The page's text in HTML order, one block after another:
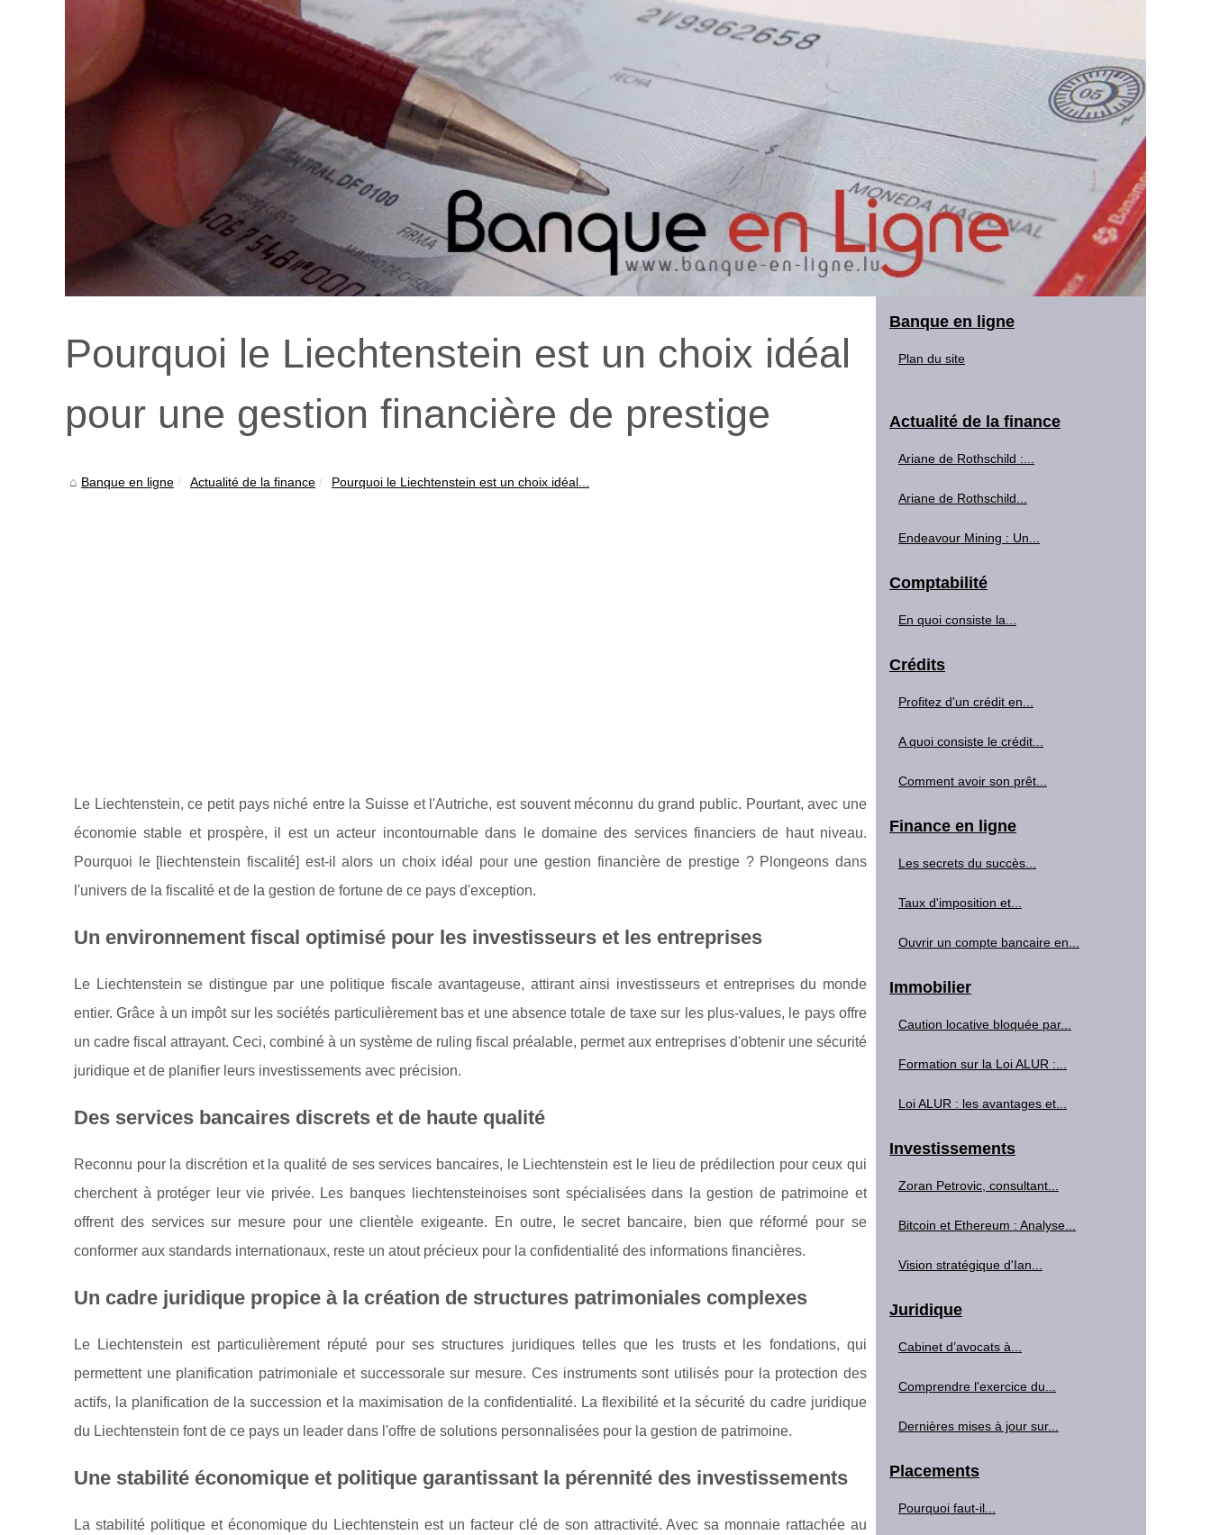
Pourquoi le Liechtenstein est un choix idéal
pour une gestion financière de prestige
Banque en ligne Actualité de la finance Pourquoi le Liechtenstein est un choix idéal...
Le Liechtenstein, ce petit pays niché entre la Suisse et l'Autriche, est souvent méconnu du grand public. Pourtant, avec une
économie stable et prospère, il est un acteur incontournable dans le domaine des services financiers de haut niveau.
Pourquoi le [liechtenstein fiscalité] est-il alors un choix idéal pour une gestion financière de prestige ? Plongeons dans
l'univers de la fiscalité et de la gestion de fortune de ce pays d'exception.
Un environnement fiscal optimisé pour les investisseurs et les entreprises
Le Liechtenstein se distingue par une politique fiscale avantageuse, attirant ainsi investisseurs et entreprises du monde
entier. Grâce à un impôt sur les sociétés particulièrement bas et une absence totale de taxe sur les plus-values, le pays offre
un cadre fiscal attrayant. Ceci, combiné à un système de ruling fiscal préalable, permet aux entreprises d'obtenir une sécurité
juridique et de planifier leurs investissements avec précision.
Des services bancaires discrets et de haute qualité
Reconnu pour la discrétion et la qualité de ses services bancaires, le Liechtenstein est le lieu de prédilection pour ceux qui
cherchent à protéger leur vie privée. Les banques liechtensteinoises sont spécialisées dans la gestion de patrimoine et
offrent des services sur mesure pour une clientèle exigeante. En outre, le secret bancaire, bien que réformé pour se
conformer aux standards internationaux, reste un atout précieux pour la confidentialité des informations financières.
Un cadre juridique propice à la création de structures patrimoniales complexes
Le Liechtenstein est particulièrement réputé pour ses structures juridiques telles que les trusts et les fondations, qui
permettent une planification patrimoniale et successorale sur mesure. Ces instruments sont utilisés pour la protection des
actifs, la planification de la succession et la maximisation de la confidentialité. La flexibilité et la sécurité du cadre juridique
du Liechtenstein font de ce pays un leader dans l'offre de solutions personnalisées pour la gestion de patrimoine.
Une stabilité économique et politique garantissant la pérennité des investissements
La stabilité politique et économique du Liechtenstein est un facteur clé de son attractivité. Avec sa monnaie rattachée au
Banque en ligne
Plan du site
Actualité de la finance
Ariane de Rothschild :...
Ariane de Rothschild...
Endeavour Mining : Un...
Comptabilité
En quoi consiste la...
Crédits
Profitez d'un crédit en...
A quoi consiste le crédit...
Comment avoir son prêt...
Finance en ligne
Les secrets du succès...
Taux d'imposition et...
Ouvrir un compte bancaire en...
Immobilier
Caution locative bloquée par...
Formation sur la Loi ALUR :...
Loi ALUR : les avantages et...
Investissements
Zoran Petrovic, consultant...
Bitcoin et Ethereum : Analyse...
Vision stratégique d'Ian...
Juridique
Cabinet d’avocats à...
Comprendre l'exercice du...
Dernières mises à jour sur...
Placements
Pourquoi faut-il...